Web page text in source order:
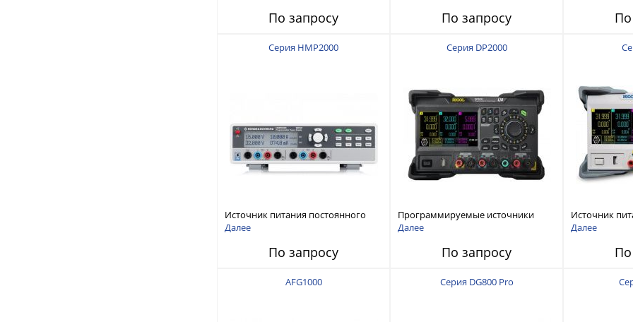
По запросу По запросу По
Серия HMP2000
Источник питания постоянного
тока
Далее
По запросу
Серия DP2000
Программируемые источники
питания постоянного тока с
Далее
По запросу
Источник
тока с
Далее
По
AFG1000 Серия DG800 Pro